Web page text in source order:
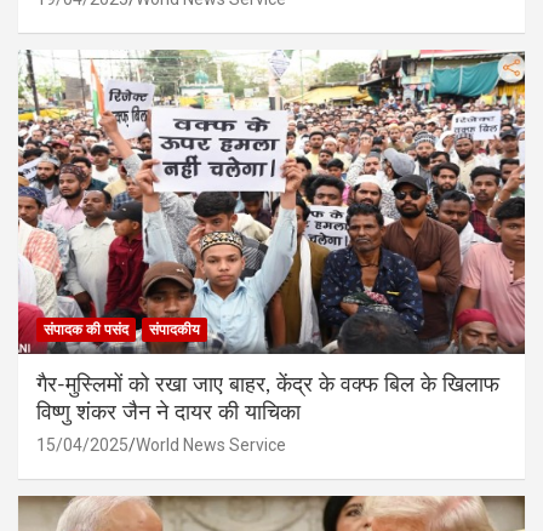
संपादक की पसंद संपादकीय
गैर-मुस्लिमों को रखा जाए बाहर, केंद्र के वक्फ बिल के खिलाफ
विष्णु शंकर जैन ने दायर की याचिका
15/04/2025 World News Service